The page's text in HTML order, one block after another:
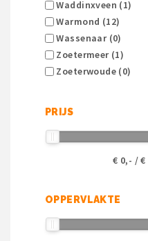
Waddinxveen (1)
Warmond (12)
Wassenaar (0)
Zoetermeer (1)
Zoeterwoude (0)
PRIJS
€ 0,- / €
OPPERVLAKTE